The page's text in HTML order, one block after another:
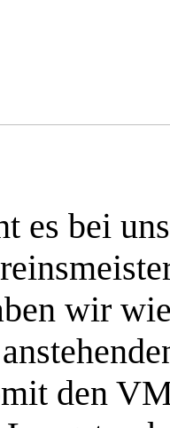
es bei
wir
den